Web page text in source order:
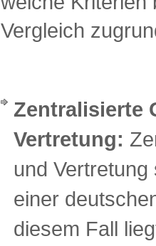
Vergleich
Zentralisierte
Vertretung:
und
einer
diesem Fall